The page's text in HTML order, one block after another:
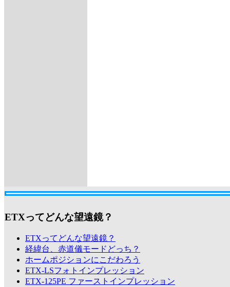
ETXってどんな望遠鏡？
ETXってどんな望遠鏡？
経緯台、赤道儀モードどっち？
ホームポジションにこだわろう
ETX-LSフォトインプレッション
ETX-125PE ファーストインプレッション